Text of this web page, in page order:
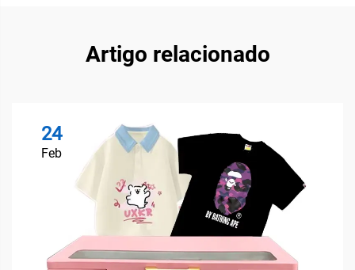
Artigo relacionado
24
Feb